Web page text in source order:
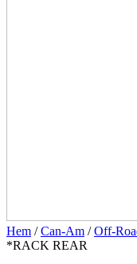
Hem /Can-Am /Off-
*RACK REAR